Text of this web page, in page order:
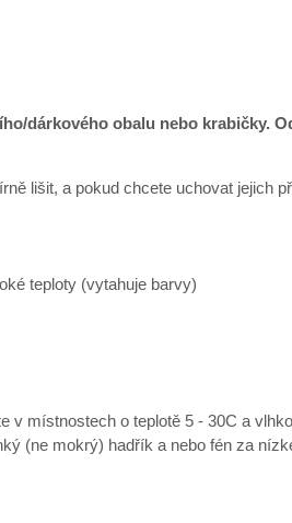
dárkového obalu nebo krabičky.
lišit, a pokud chcete uchovat jejich
teploty (vytahuje barvy)
v místnostech o teplotě 5 - 30C a
(ne mokrý) hadřík a nebo fén za